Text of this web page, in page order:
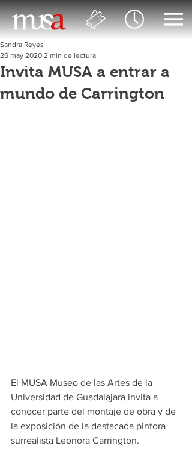
Invita MUSA a entrar a
mundo de Carrington
Sandra Reyes
26 may 2020 2 min de lectura
El MUSA Museo de las Artes de la
Universidad de Guadalajara invita a
conocer parte del montaje de obra y de
la exposición de la destacada pintora
surrealista Leonora Carrington.